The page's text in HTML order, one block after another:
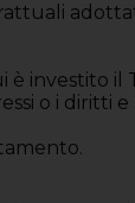
è investito il
o i diritti